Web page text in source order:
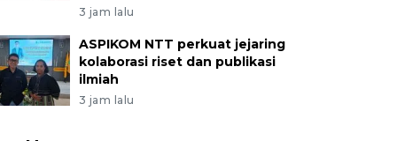
3 jam lalu
ASPIKOM NTT perkuat jejaring
kolaborasi riset dan publikasi
ilmiah
3 jam lalu